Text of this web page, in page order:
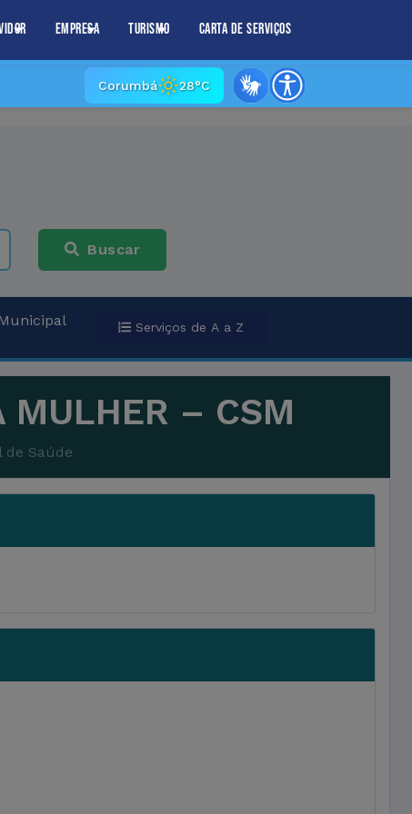
Empresa Turismo Carta de Serviços
Corumbá 28°C
Buscar
Serviços de A a Z
MULHER – CSM
de Saúde